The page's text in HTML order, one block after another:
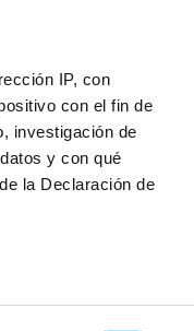
IP, con
con el fin de
investigación de
y con qué
la Declaración de
- 2